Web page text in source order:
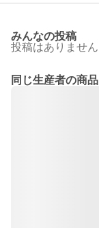
みんなの投稿
投稿はありません
同じ生産者の商品